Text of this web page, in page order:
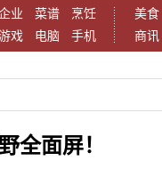
业 菜谱
烹饪
戏
电脑 手机
美食
商讯
全面屏！